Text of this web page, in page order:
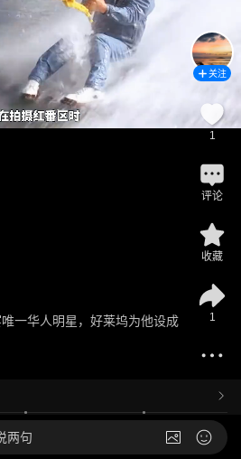
一华人明星，好莱坞为他设成
关注
1
评论
收藏
1
两句